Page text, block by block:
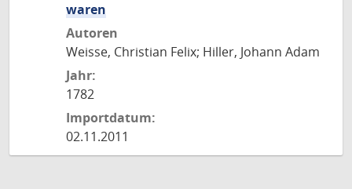
waren
Autoren
Weisse, Christian Felix; Hiller, Johann Adam
Jahr:
1782
Importdatum:
02.11.2011